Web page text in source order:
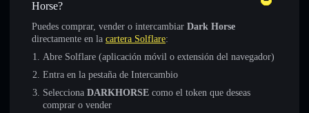
Horse?
Puedes comprar, vender o intercambiar Dark Horse
directamente en la cartera Solflare:
Abre Solflare (aplicación móvil o extensión del navegador)
Entra en la pestaña de Intercambio
Selecciona DARKHORSE como el token que deseas
comprar o vender